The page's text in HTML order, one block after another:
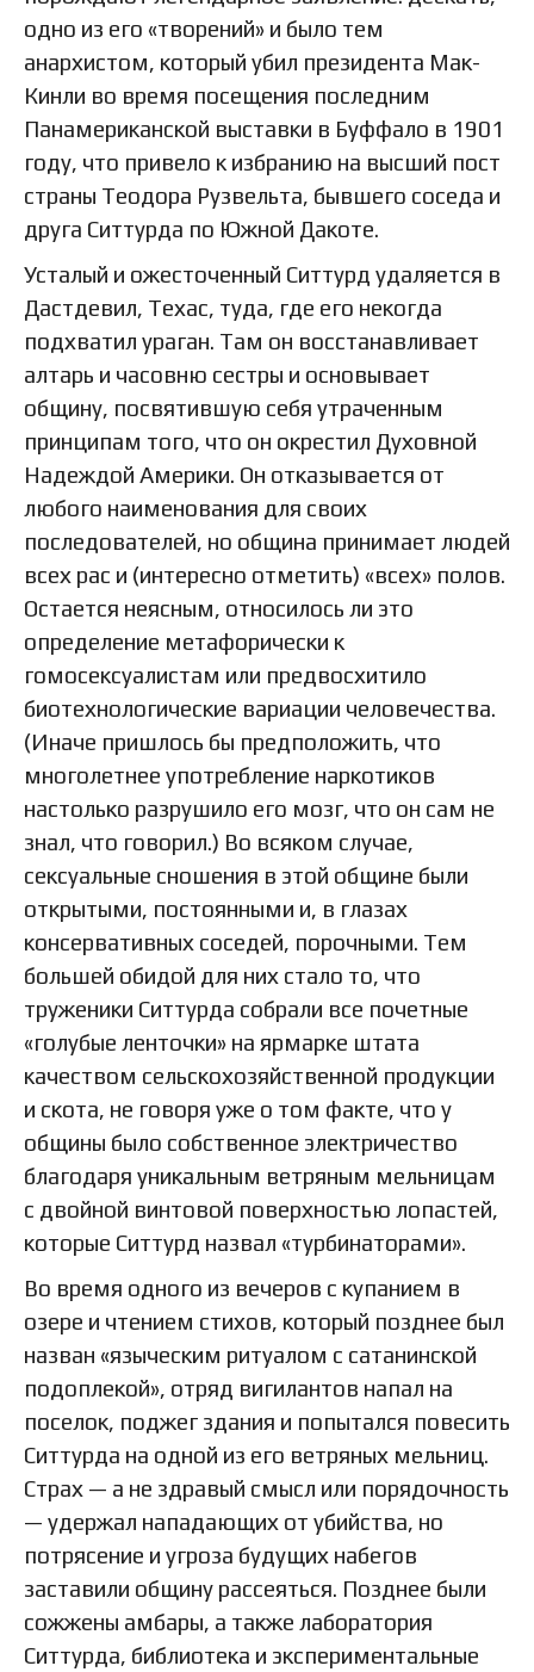
одно из его «творений» и было тем
анархистом, который убил президента Мак-
Кинли во время посещения последним
Панамериканской выставки в Буффало в 1901
году, что привело к избранию на высший пост
страны Теодора Рузвельта, бывшего соседа и
друга Ситтурда по Южной Дакоте.
Усталый и ожесточенный Ситтурд удаляется в
Дастдевил, Техас, туда, где его некогда
подхватил ураган. Там он восстанавливает
алтарь и часовню сестры и основывает
общину, посвятившую себя утраченным
принципам того, что он окрестил Духовной
Надеждой Америки. Он отказывается от
любого наименования для своих
последователей, но община принимает людей
всех рас и (интересно отметить) «всех» полов.
Остается неясным, относилось ли это
определение метафорически к
гомосексуалистам или предвосхитило
биотехнологические вариации человечества.
(Иначе пришлось бы предположить, что
многолетнее употребление наркотиков
настолько разрушило его мозг, что он сам не
знал, что говорил.) Во всяком случае,
сексуальные сношения в этой общине были
открытыми, постоянными и, в глазах
консервативных соседей, порочными. Тем
большей обидой для них стало то, что
труженики Ситтурда собрали все почетные
«голубые ленточки» на ярмарке штата
качеством сельскохозяйственной продукции
и скота, не говоря уже о том факте, что у
общины было собственное электричество
благодаря уникальным ветряным мельницам
с двойной винтовой поверхностью лопастей,
которые Ситтурд назвал «турбинаторами».
Во время одного из вечеров с купанием в
озере и чтением стихов, который позднее был
назван «языческим ритуалом с сатанинской
подоплекой», отряд вигилантов напал на
поселок, поджег здания и попытался повесить
Ситтурда на одной из его ветряных мельниц.
Страх — а не здравый смысл или порядочность
— удержал нападающих от убийства, но
потрясение и угроза будущих набегов
заставили общину рассеяться. Позднее были
сожжены амбары, а также лаборатория
Ситтурда, библиотека и экспериментальные